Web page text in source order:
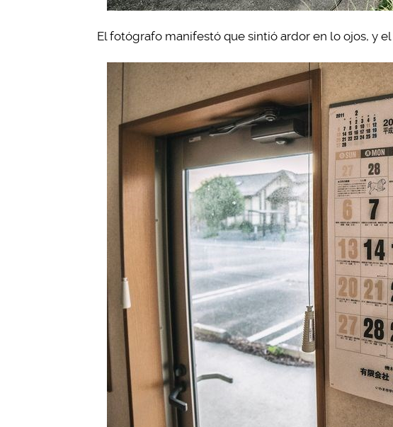
El fotógrafo manifestó que sintió ardor en lo ojos, y